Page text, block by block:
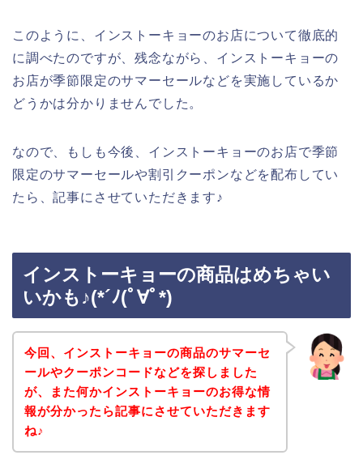
このように、インストーキョーのお店について徹底的
に調べたのですが、残念ながら、インストーキョーの
お店が季節限定のサマーセールなどを実施しているか
どうかは分かりませんでした。
なので、もしも今後、インストーキョーのお店で季節
限定のサマーセールや割引クーポンなどを配布してい
たら、記事にさせていただきます♪
インストーキョーの商品はめちゃい
いかも♪(*´ﾉ(ﾟ∀ﾟ*)
今回、インストーキョーの商品のサマーセ
ールやクーポンコードなどを探しました
が、また何かインストーキョーのお得な情
報が分かったら記事にさせていただきます
ね♪